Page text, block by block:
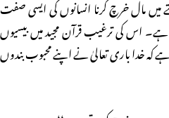
میں مال خرچ کرنا انسانوں کی ایسی صفت
اس کی ترغیب قرآن مجید میں بیسیوں
کہ خدا باری تعالیٰ نے اپنے محبوب بندوں